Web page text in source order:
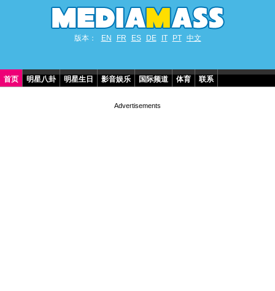
版本： EN FR ES DE IT PT 中文
首页 明星八卦 明星生日 影音娱乐 国际频道 体育 联系